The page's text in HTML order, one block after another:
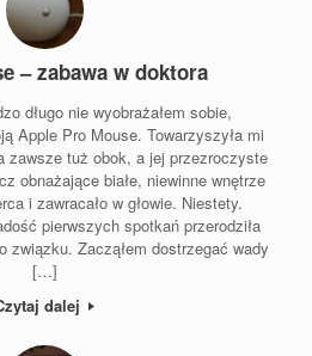
– zabawa w doktora
długo nie wyobrażałem sobie,
Apple Pro Mouse. Towarzyszyła mi
zawsze tuż obok, a jej przezroczyste
obnażające białe, niewinne wnętrze
i zawracało w głowie. Niestety.
pierwszych spotkań przerodziła
związku. Zacząłem dostrzegać wady
[…]
dalej